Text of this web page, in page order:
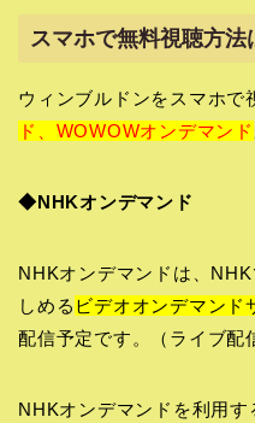
スマホで無料視聴方法
ウィンブルドンをスマホで
ド、WOWOWオンデマンド
◆NHKオンデマンド
NHKオンデマンドは、
しめる ビデオオンデマンド
配信予定です。（ライブ配
NHKオンデマンドを利用す